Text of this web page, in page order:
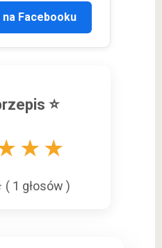
Facebooku
⭐
★ ★
( 1 głosów )